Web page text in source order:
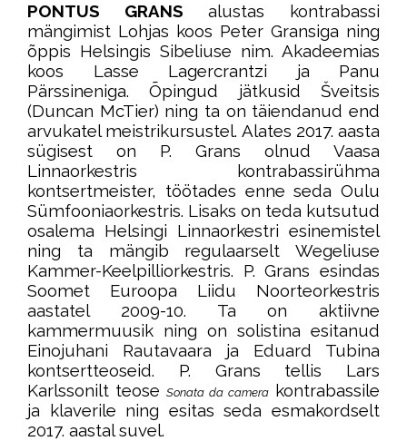
PONTUS GRANS alustas kontrabassi
mängimist Lohjas koos Peter Gransiga ning
õppis Helsingis Sibeliuse nim. Akadeemias
koos Lasse Lagercrantzi ja Panu
Pärssineniga. Õpingud jätkusid Šveitsis
(Duncan McTier) ning ta on täiendanud end
arvukatel meistrikursustel. Alates 2017. aasta
sügisest on P. Grans olnud Vaasa
Linnaorkestris kontrabassirühma
kontsertmeister, töötades enne seda Oulu
Sümfooniaorkestris. Lisaks on teda kutsutud
osalema Helsingi Linnaorkestri esinemistel
ning ta mängib regulaarselt Wegeliuse
Kammer-Keelpilliorkestris. P. Grans esindas
Soomet Euroopa Liidu Noorteorkestris
aastatel 2009-10. Ta on aktiivne
kammermuusik ning on solistina esitanud
Einojuhani Rautavaara ja Eduard Tubina
kontsertteoseid. P. Grans tellis Lars
Karlssonilt teose Sonata da camera kontrabassile
ja klaverile ning esitas seda esmakordselt
2017. aastal suvel.